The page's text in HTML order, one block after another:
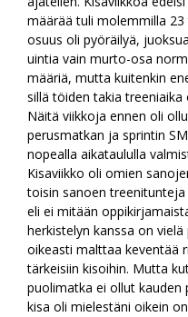
määrää tuli molemmilla
osuus oli pyöräilyä,
uintia vain murto-osa
määriä, mutta kuitenkin
sillä töiden takia
Näitä viikkoja ennen oli
perusmatkan ja sprintin
nopealla aikataululla
Kisaviikko oli omien
toisin sanoen
eli ei mitään
herkistelyn kanssa on
oikeasti malttaa keventää
tärkeisiin kisoihin. Mutta
puolimatka ei ollut kauden
kisa oli mielestäni oikein